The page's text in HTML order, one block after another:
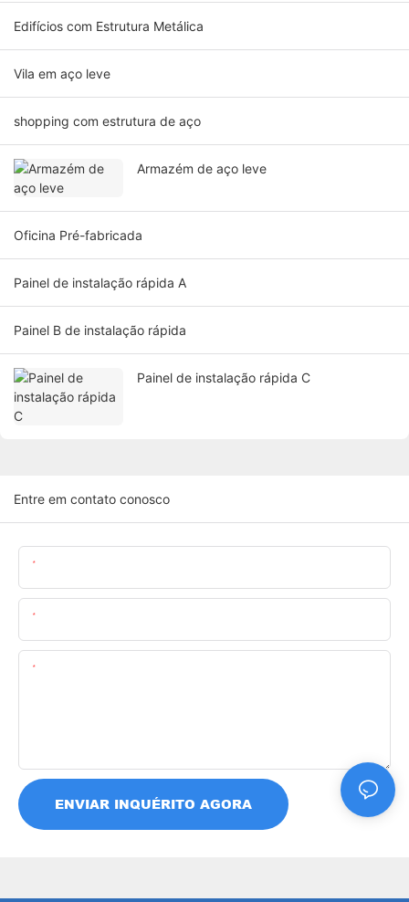
Edifícios com Estrutura Metálica
Vila em aço leve
shopping com estrutura de aço
Armazém de aço leve
Oficina Pré-fabricada
Painel de instalação rápida A
Painel B de instalação rápida
Painel de instalação rápida C
Entre em contato conosco
ENVIAR INQUÉRITO AGORA